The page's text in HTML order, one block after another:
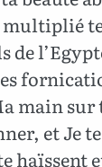
multiplié
de
main sur
et Je
haïssent